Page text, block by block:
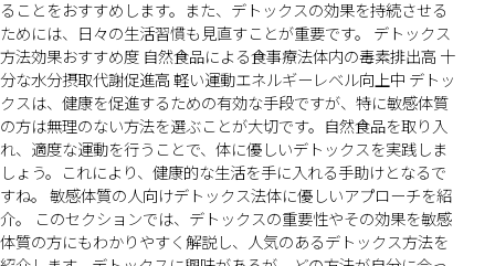
ることをおすすめします。また、デトックスの効果を持続させる
ためには、日々の生活習慣も見直すことが重要です。 デトックス
方法効果おすすめ度 自然食品による食事療法体内の毒素排出高 十
分な水分摂取代謝促進高 軽い運動エネルギーレベル向上中 デトッ
クスは、健康を促進するための有効な手段ですが、特に敏感体質
の方は無理のない方法を選ぶことが大切です。自然食品を取り入
れ、適度な運動を行うことで、体に優しいデトックスを実践しま
しょう。これにより、健康的な生活を手に入れる手助けとなるで
すね。 敏感体質の人向けデトックス法体に優しいアプローチを紹
介。 このセクションでは、デトックスの重要性やその効果を敏感
体質の方にもわかりやすく解説し、人気のあるデトックス方法を